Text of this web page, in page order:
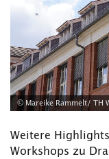
© Mareike Rammelt/ TH
Weitere
Workshops zu